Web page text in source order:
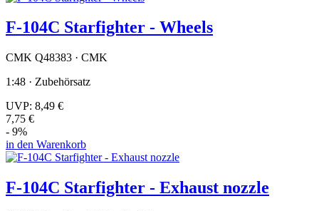
F-104C Starfighter - Wheels
CMK Q48383 · CMK
1:48 · Zubehörsatz
UVP: 8,49 €
7,75 €
- 9%
in den Warenkorb
F-104C Starfighter - Exhaust nozzle